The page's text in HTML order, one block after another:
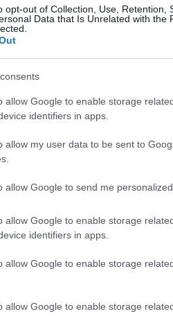
opt-out of Collection, Use, Retention,
Data that Is Unrelated with the
allow Google to enable storage
identifiers in apps.
allow my user data to be sent to
allow Google to send me
allow Google to enable storage
identifiers in apps.
allow Google to enable storage
allow Google to enable storage
per adolescenti con
della ristorazione e
sociale e percorsi di
di
dipendenze degli Spedali
di
registrati in un anno,
Antonio Vita, docente
nazionale.
e disturbi